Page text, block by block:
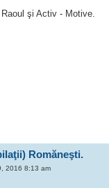
şi Activ - Motive.
Romăneşti.
2016 8:13 am